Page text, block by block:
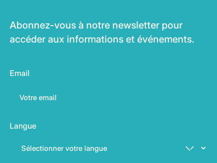
Abonnez-vous à notre newsletter pour
accéder aux informations et événements.
Email
Langue